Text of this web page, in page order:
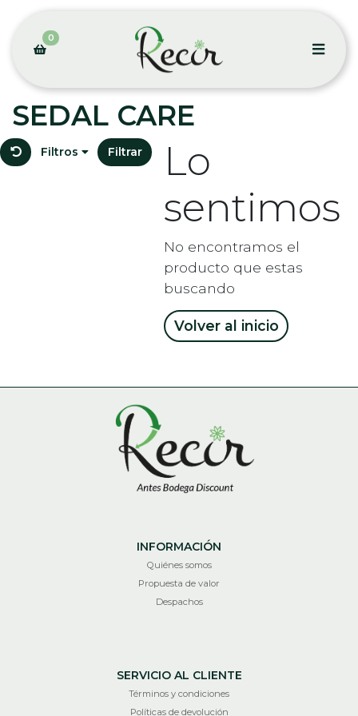
0
SEDAL CARE
Filtros Filtrar
Lo
sentimos
No encontramos el
producto que estas
buscando
Volver al inicio
INFORMACIÓN
Quiénes somos
Propuesta de valor
Despachos
SERVICIO AL CLIENTE
Términos y condiciones
Políticas de devolución